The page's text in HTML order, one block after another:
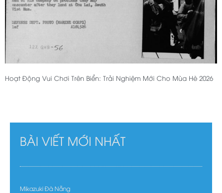
Hoạt Động Vui Chơi Trên Biển: Trải Nghiệm Mới Cho Mùa Hè 2026
BÀI VIẾT MỚI NHẤT
Mikazuki Đà Nẵng